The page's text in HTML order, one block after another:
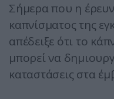
Σήμερα που η
καπνίσματος της
απέδειξε ότι το
μπορεί να
καταστάσεις στα